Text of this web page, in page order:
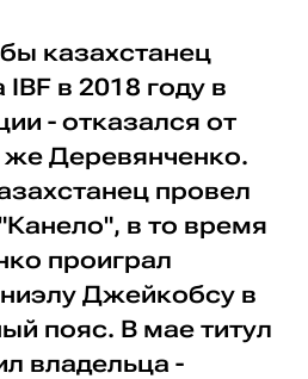
казахстанец
в 2018 году в
- отказался от
же Деревянченко.
провел
в то время
проиграл
Джейкобсу в
пояс. В мае титул
владельца -